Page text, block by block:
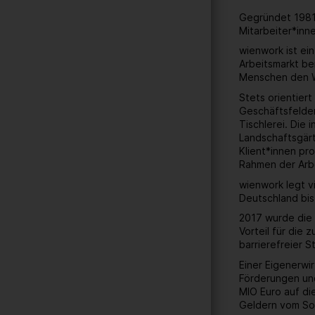
Gegründet
wienwork ist
Arbeitsmarkt
Menschen den
Stets orientiert
Tischlerei. Die
Klient*innen
Rahmen der
wienwork legt
Deutschland
2017 wurde
Vorteil für die
barrierefreier
Einer
Förderungen
MIO Euro auf
Geldern vom